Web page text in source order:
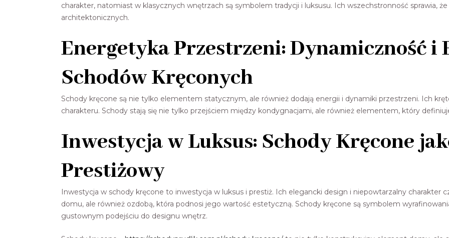
charakter, natomiast w klasycznych wnętrzach są symbolem tradycji i luksusu. Ich wszechstronność sprawia,
architektonicznych.
Energetyka Przestrzeni: Dynamiczność i
Schodów Kręconych
Schody kręcone są nie tylko elementem statycznym, ale również dodają energii i dynamiki przestrzeni. Ich
charakteru. Schody stają się nie tylko przejściem między kondygnacjami, ale również elementem, który
Inwestycja w Luksus: Schody Kręcone
Prestiżowy
Inwestycja w schody kręcone to inwestycja w luksus i prestiż. Ich elegancki design i niepowtarzalny
domu, ale również ozdobą, która podnosi jego wartość estetyczną. Schody kręcone są symbolem
gustownym podejściu do designu wnętrz.